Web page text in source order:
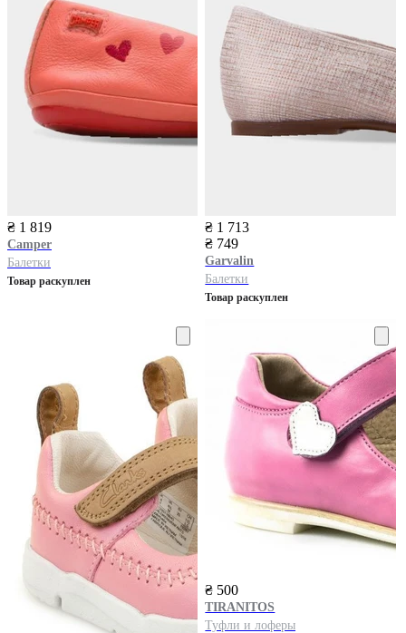
₴ 1 819
Camper
Балетки
Товар раскуплен
₴ 1 713
₴ 749
Garvalin
Балетки
Товар раскуплен
₴ 500
TIRANITOS
Туфли и лоферы